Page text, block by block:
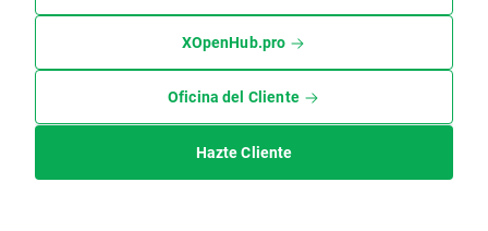
XOpenHub.pro
Oficina del Cliente
Hazte Cliente